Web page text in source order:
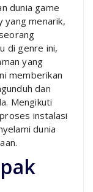
dunia game
yang menarik,
di genre ini,
yang
memberikan
dan
Mengikuti
instalasi
dunia